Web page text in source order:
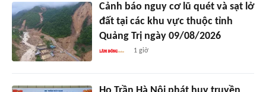
Cảnh báo nguy cơ lũ quét và sạt lở
đất tại các khu vực thuộc tỉnh
Quảng Trị ngày 09/08/2026
1 giờ